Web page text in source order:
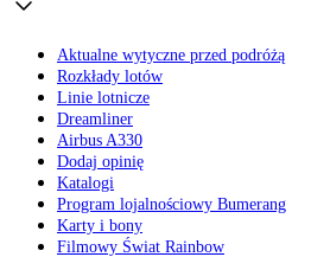
Aktualne wytyczne przed podróżą
Rozkłady lotów
Linie lotnicze
Dreamliner
Airbus A330
Dodaj opinię
Katalogi
Program lojalnościowy Bumerang
Karty i bony
Filmowy Świat Rainbow